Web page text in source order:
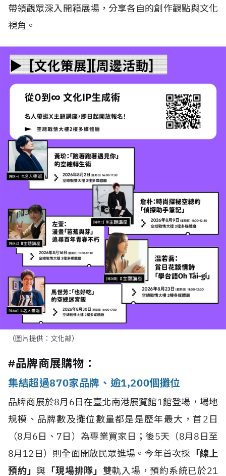
帶領觀眾深入開箱展場，分享各自的創作觀點與文化
視角。
（圖片提供：文化部）
#品牌商展購物：
集結超過870家品牌、逾1,200個攤位
品牌商展於8月6日在臺北南港展覽館1館登場，場地
規模、品牌數及攤位數量都是是歷年最大，首2日
（8月6日、7日）為專業買家日；後5天（8月8日至
8月12日）則全面開放民眾進場。今年首次採 「線上
預約」與 「現場排隊」 雙軌入場，預約系統已於21